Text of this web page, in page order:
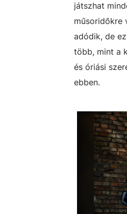
játszhat
műsoridőkre
adódik, de
több, mint a
és óriási
ebben.